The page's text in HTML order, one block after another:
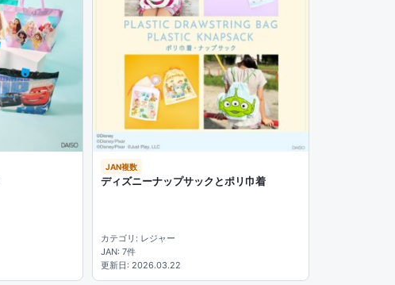
JAN複数
ディズニーナップサックとポリ巾着
カテゴリ: レジャー
JAN: 7件
更新日: 2026.03.22